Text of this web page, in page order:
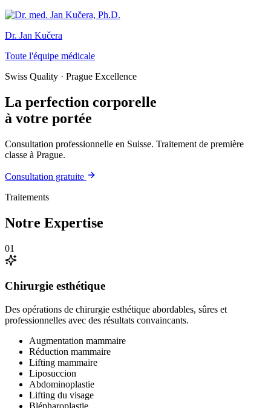
Dr. Jan Kučera
Toute l'équipe médicale
Swiss Quality · Prague Excellence
La perfection corporelle
à votre portée
Consultation professionnelle en Suisse. Traitement de première
classe à Prague.
Consultation gratuite
Traitements
Notre Expertise
01
Chirurgie esthétique
Des opérations de chirurgie esthétique abordables, sûres et
professionnelles avec des résultats convaincants.
Augmentation mammaire
Réduction mammaire
Lifting mammaire
Liposuccion
Abdominoplastie
Lifting du visage
Blépharoplastie